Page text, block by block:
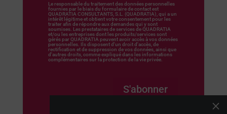
M
Le responsable du traitement des données personnelles
fournies par le biais du formulaire de contact est
QUADRATIA CONSULTANTS, S.L. (QUADRATIA), qui a un
intérêt légitime et obtient votre consentement pour les
traiter afin de répondre aux demandes qui y sont
soumises. Les prestataires de services de QUADRATIA
et/ou les entreprises dont les produits/services sont
gérés par QUADRATIA peuvent avoir accès à vos données
personnelles. Ils disposent d'un droit d'accès, de
rectification et de suppression de vos données, ainsi que
d'autres droits, comme expliqué dans les informations
complémentaires sur la protection de la vie privée.
S'abonner